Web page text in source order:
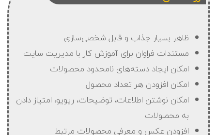
ظاهر بسیار جذاب و قابل شخصی‌سازی
مستندات فراوان برای آموزش کار با مدیریت سایت
امکان ایجاد دسته‌های نامحدود محصولات
امکان افزودن هر تعداد محصول
امکان نوشتن اطلاعات، توضیحات، ریویو، امتیاز دادن
به محصولات
افزودن عکس و معرفی محصولات مرتبط